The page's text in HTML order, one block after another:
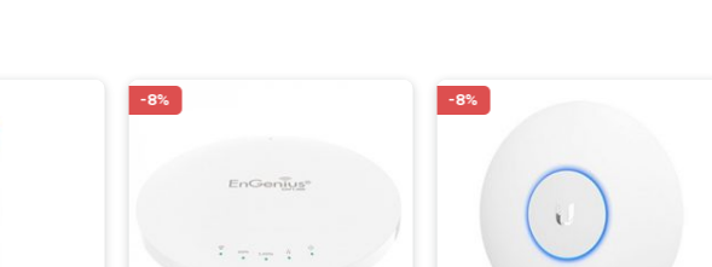
Fi 6 5.3 Gbps (573.5
với khoảng cách đến bộ phát.
-8% -8%